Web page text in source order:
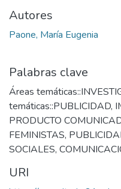
Autores
Paone, María Eugenia
Palabras clave
Áreas
temáticas::PUBLICIDAD,
PRODUCTO
FEMINISTAS,
SOCIALES,
URI